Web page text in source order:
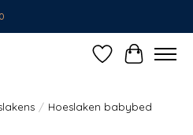
Verlanglijst
/ Hoeslaken babybed